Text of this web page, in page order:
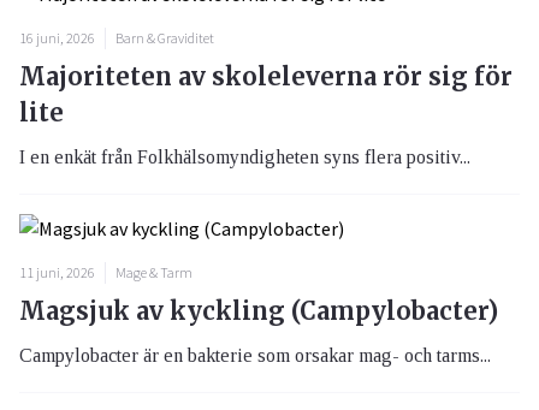
16 juni, 2026 Barn & Graviditet
Majoriteten av skoleleverna rör sig för
lite
I en enkät från Folkhälsomyndigheten syns flera positiv...
11 juni, 2026 Mage & Tarm
Magsjuk av kyckling (Campylobacter)
Campylobacter är en bakterie som orsakar mag- och tarms...